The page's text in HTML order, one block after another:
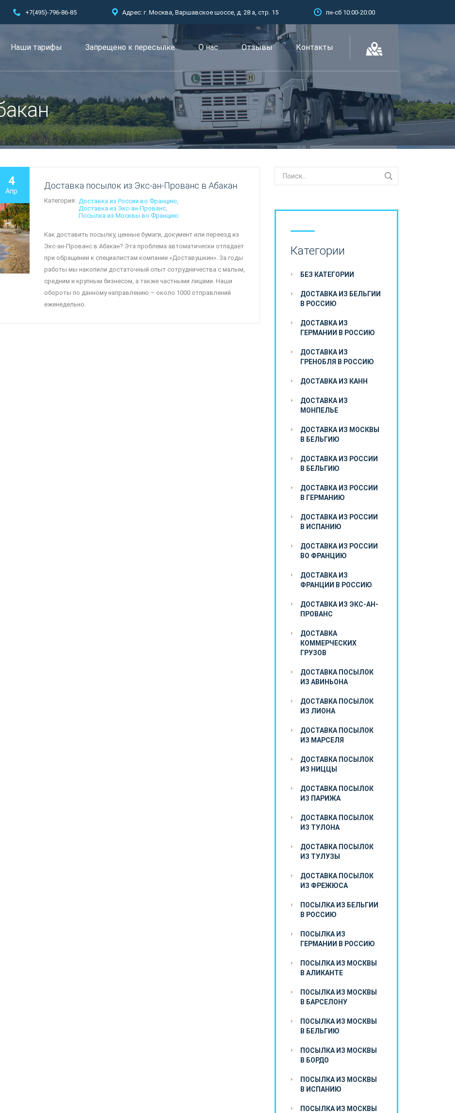
+7(495)-796-86-85 Адрес: г. Москва, Варшавское шоссе, д. 28 а, стр. 15 пн-сб 10:00-20:00
Наши тарифы Запрещено к пересылкe О нас Отзывы Контакты
4
Апр
Доставка посылок из Экс-ан-Прованс в Абакан
Категория: Доставка из России во Францию
Доставка из Экс-ан-Прованс
Посылка из Москвы во Францию
Как доставить посылку, ценные бумаги, документ или переезд из
Экс-ан-Прованс в Абакан? Эта проблема автоматически отпадает
при обращении к специалистам компании «Доставушкин». За годы
работы мы накопили достаточный опыт сотрудничества с малым,
средним и крупным бизнесом, а также частными лицами. Наши
обороты по данному направлению – около 1000 отправлений
еженедельно.
Категории
БЕЗ КАТЕГОРИИ
ДОСТАВКА ИЗ БЕЛЬГИИ
В РОССИЮ
ДОСТАВКА ИЗ
ГЕРМАНИИ В РОССИЮ
ДОСТАВКА ИЗ
ГРЕНОБЛЯ В РОССИЮ
ДОСТАВКА ИЗ КАНН
ДОСТАВКА ИЗ
МОНПЕЛЬЕ
ДОСТАВКА ИЗ МОСКВЫ
В БЕЛЬГИЮ
ДОСТАВКА ИЗ РОССИИ
В БЕЛЬГИЮ
ДОСТАВКА ИЗ РОССИИ
В ГЕРМАНИЮ
ДОСТАВКА ИЗ РОССИИ
В ИСПАНИЮ
ДОСТАВКА ИЗ РОССИИ
ВО ФРАНЦИЮ
ДОСТАВКА ИЗ
ФРАНЦИИ В РОССИЮ
ДОСТАВКА ИЗ ЭКС-АН-
ПРОВАНС
ДОСТАВКА
КОММЕРЧЕСКИХ
ГРУЗОВ
ДОСТАВКА ПОСЫЛОК
ИЗ АВИНЬОНА
ДОСТАВКА ПОСЫЛОК
ИЗ ЛИОНА
ДОСТАВКА ПОСЫЛОК
ИЗ МАРСЕЛЯ
ДОСТАВКА ПОСЫЛОК
ИЗ НИЦЦЫ
ДОСТАВКА ПОСЫЛОК
ИЗ ПАРИЖА
ДОСТАВКА ПОСЫЛОК
ИЗ ТУЛОНА
ДОСТАВКА ПОСЫЛОК
ИЗ ТУЛУЗЫ
ДОСТАВКА ПОСЫЛОК
ИЗ ФРЕЖЮСА
ПОСЫЛКА ИЗ БЕЛЬГИИ
В РОССИЮ
ПОСЫЛКА ИЗ
ГЕРМАНИИ В РОССИЮ
ПОСЫЛКА ИЗ МОСКВЫ
В АЛИКАНТЕ
ПОСЫЛКА ИЗ МОСКВЫ
В БАРСЕЛОНУ
ПОСЫЛКА ИЗ МОСКВЫ
В БЕЛЬГИЮ
ПОСЫЛКА ИЗ МОСКВЫ
В БОРДО
ПОСЫЛКА ИЗ МОСКВЫ
В ИСПАНИЮ
ПОСЫЛКА ИЗ МОСКВЫ